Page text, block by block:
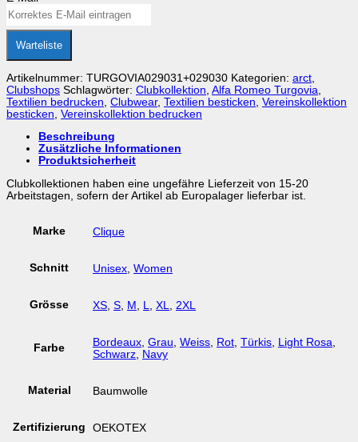
Warteliste
Artikelnummer: TURGOVIA029031+029030 Kategorien: arct
Clubshops Schlagwörter: Clubkollektion Alfa Romeo Turgovia
Textilien bedrucken Clubwear, Textilien besticken Vereinskollektion
besticken Vereinskollektion bedrucken
Beschreibung
Zusätzliche Informationen
Produktsicherheit
Clubkollektionen haben eine ungefähre Lieferzeit von 15-20
Arbeitstagen, sofern der Artikel ab Europalager lieferbar ist.
Marke Clique
Schnitt Unisex Women
Grösse XS S M XL 2XL
Farbe Bordeaux Grau Weiss Rot Türkis Light Rosa
Schwarz
Navy
Material Baumwolle
Zertifizierung OEKOTEX